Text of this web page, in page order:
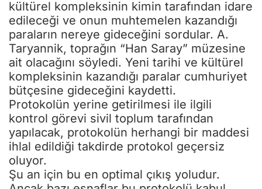
kültürel kompleksinin kimin tarafından idare
edileceği ve onun muhtemelen kazandığı
paraların nereye gideceğini sordular. A.
Taryannik, toprağın “Han Saray” müzesine
ait olacağını söyledi. Yeni tarihi ve kültürel
kompleksinin kazandığı paralar cumhuriyet
bütçesine gideceğini kaydetti.
Protokolün yerine getirilmesi ile ilgili
kontrol görevi sivil toplum tarafından
yapılacak, protokolün herhangi bir maddesi
ihlal edildiği takdirde protokol geçersiz
oluyor.
Şu an için bu en optimal çıkış yoludur.